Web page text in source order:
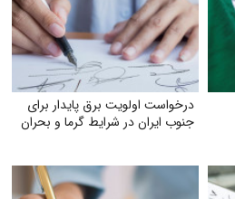
درخواست اولویت برق پایدار برای
جنوب ایران در شرایط گرما و بحران